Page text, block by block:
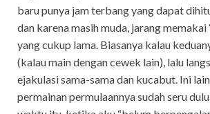
baru punya jam terbang yang dapat
dan karena masih muda, jarang memakai
yang cukup lama. Biasanya kalau
(kalau main dengan cewek lain), lalu
ejakulasi sama-sama dan kucabut. Ini
permainan permulaannya sudah seru